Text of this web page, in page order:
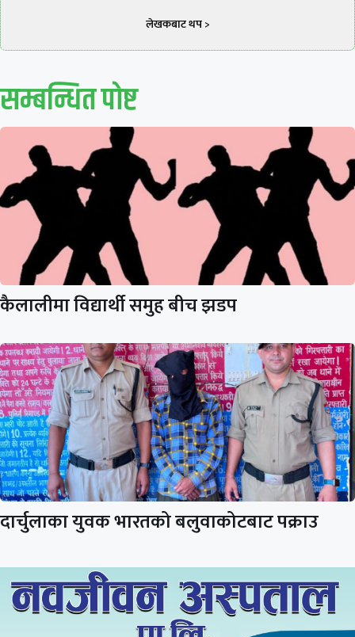
लेखकबाट थप >
सम्बन्धित पाेष्ट
कैलालीमा विद्यार्थी समुह बीच झडप
दार्चुलाका युवक भारतको बलुवाकोटबाट पक्राउ